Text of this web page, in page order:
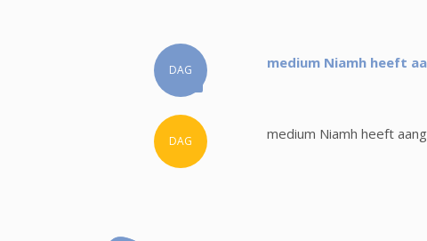
DAG medium Niamh heeft
DAG medium Niamh heeft